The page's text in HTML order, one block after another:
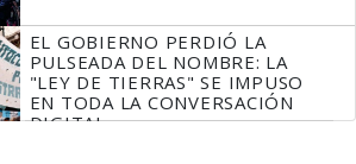
EL GOBIERNO PERDIÓ LA
PULSEADA DEL NOMBRE: LA
"LEY DE TIERRAS" SE IMPUSO
EN TODA LA CONVERSACIÓN
DIGITAL